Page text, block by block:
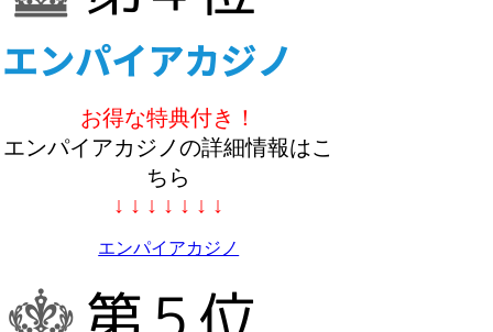
お得な特典付き！
エンパイアカジノの詳細情報はこ
ちら
↓ ↓ ↓ ↓ ↓ ↓ ↓
エンパイアカジノ